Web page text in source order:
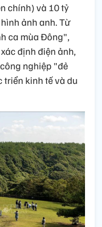
chính) và 10 tỷ
ảnh anh. Từ
ca mùa Đông",
định điện ảnh,
nghiệp "đẻ
kinh tế và du